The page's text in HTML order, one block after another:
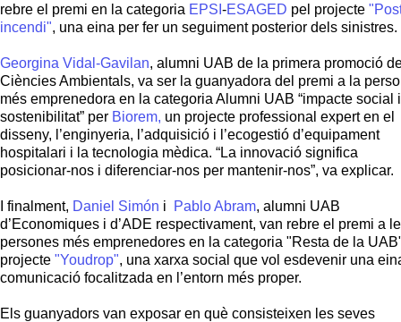
rebre el premi en la categoria EPSI -ESAGED pel projecte
incendi", una eina per fer un seguiment posterior dels sinistres.
Georgina Vidal-Gavilan, alumni UAB de la primera promoció
Ciències Ambientals, va ser la guanyadora del premi a la
més emprenedora en la categoria Alumni UAB “impacte social i
sostenibilitat” per Biorem, un projecte professional expert en el
disseny, l’enginyeria, l’adquisició i l’ecogestió d’equipament
hospitalari i la tecnologia mèdica. “La innovació significa
posicionar-nos i diferenciar-nos per mantenir-nos”, va explicar.
I finalment, Daniel Simón i Pablo Abram, alumni UAB
d’Economiques i d’ADE respectivament, van rebre el premi a
persones més emprenedores en la categoria "Resta de la
projecte "Youdrop", una xarxa social que vol esdevenir una
comunicació focalitzada en l’entorn més proper.
Els guanyadors van exposar en què consisteixen les seves